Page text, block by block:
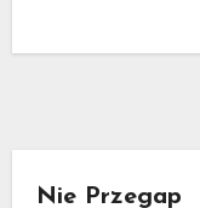
Nie Przegap